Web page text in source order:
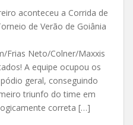
aconteceu a Corrida de
de Verão de Goiânia
Frias Neto/Colner/Maxxis
A equipe ocupou os
geral, conseguindo
triunfo do time em
correta […]